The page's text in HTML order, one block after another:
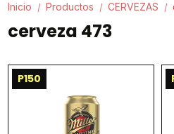
Inicio / Productos / CERVEZAS /
cerveza 473
P150